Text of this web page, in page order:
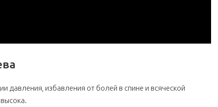
давления, избавления от болей в спине и всяческой